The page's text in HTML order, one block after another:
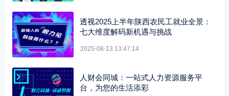
透视2025上半年陕西农民工就业全景：
七大维度解码新机遇与挑战
2025-08-13 13:47:14
人财会同城：一站式人力资源服务平
台，为您的生活添彩